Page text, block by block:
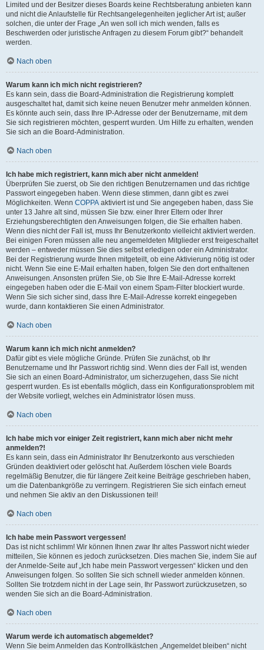
Limited und der Besitzer dieses Boards keine Rechtsberatung anbieten kann
und nicht die Anlaufstelle für Rechtsangelegenheiten jeglicher Art ist; außer
solchen, die unter der Frage „An wen soll ich mich wenden, falls es
Beschwerden oder juristische Anfragen zu diesem Forum gibt?“ behandelt
werden.
Nach oben
Warum kann ich mich nicht registrieren?
Es kann sein, dass die Board-Administration die Registrierung komplett
ausgeschaltet hat, damit sich keine neuen Benutzer mehr anmelden können.
Es könnte auch sein, dass Ihre IP-Adresse oder der Benutzername, mit dem
Sie sich registrieren möchten, gesperrt wurden. Um Hilfe zu erhalten, wenden
Sie sich an die Board-Administration.
Nach oben
Ich habe mich registriert, kann mich aber nicht anmelden!
Überprüfen Sie zuerst, ob Sie den richtigen Benutzernamen und das richtige
Passwort eingegeben haben. Wenn diese stimmen, dann gibt es zwei
Möglichkeiten. Wenn COPPA aktiviert ist und Sie angegeben haben, dass Sie
unter 13 Jahre alt sind, müssen Sie bzw. einer Ihrer Eltern oder Ihrer
Erziehungsberechtigten den Anweisungen folgen, die Sie erhalten haben.
Wenn dies nicht der Fall ist, muss Ihr Benutzerkonto vielleicht aktiviert werden.
Bei einigen Foren müssen alle neu angemeldeten Mitglieder erst freigeschaltet
werden – entweder müssen Sie dies selbst erledigen oder ein Administrator.
Bei der Registrierung wurde Ihnen mitgeteilt, ob eine Aktivierung nötig ist oder
nicht. Wenn Sie eine E-Mail erhalten haben, folgen Sie den dort enthaltenen
Anweisungen. Ansonsten prüfen Sie, ob Sie Ihre E-Mail-Adresse korrekt
eingegeben haben oder die E-Mail von einem Spam-Filter blockiert wurde.
Wenn Sie sich sicher sind, dass Ihre E-Mail-Adresse korrekt eingegeben
wurde, dann kontaktieren Sie einen Administrator.
Nach oben
Warum kann ich mich nicht anmelden?
Dafür gibt es viele mögliche Gründe. Prüfen Sie zunächst, ob Ihr
Benutzername und Ihr Passwort richtig sind. Wenn dies der Fall ist, wenden
Sie sich an einen Board-Administrator, um sicherzugehen, dass Sie nicht
gesperrt wurden. Es ist ebenfalls möglich, dass ein Konfigurationsproblem mit
der Website vorliegt, welches ein Administrator lösen muss.
Nach oben
Ich habe mich vor einiger Zeit registriert, kann mich aber nicht mehr
anmelden?!
Es kann sein, dass ein Administrator Ihr Benutzerkonto aus verschieden
Gründen deaktiviert oder gelöscht hat. Außerdem löschen viele Boards
regelmäßig Benutzer, die für längere Zeit keine Beiträge geschrieben haben,
um die Datenbankgröße zu verringern. Registrieren Sie sich einfach erneut
und nehmen Sie aktiv an den Diskussionen teil!
Nach oben
Ich habe mein Passwort vergessen!
Das ist nicht schlimm! Wir können Ihnen zwar Ihr altes Passwort nicht wieder
mitteilen, Sie können es jedoch zurücksetzen. Dies machen Sie, indem Sie auf
der Anmelde-Seite auf „Ich habe mein Passwort vergessen“ klicken und den
Anweisungen folgen. So sollten Sie sich schnell wieder anmelden können.
Sollten Sie trotzdem nicht in der Lage sein, Ihr Passwort zurückzusetzen, so
wenden Sie sich an die Board-Administration.
Nach oben
Warum werde ich automatisch abgemeldet?
Wenn Sie beim Anmelden das Kontrollkästchen „Angemeldet bleiben“ nicht